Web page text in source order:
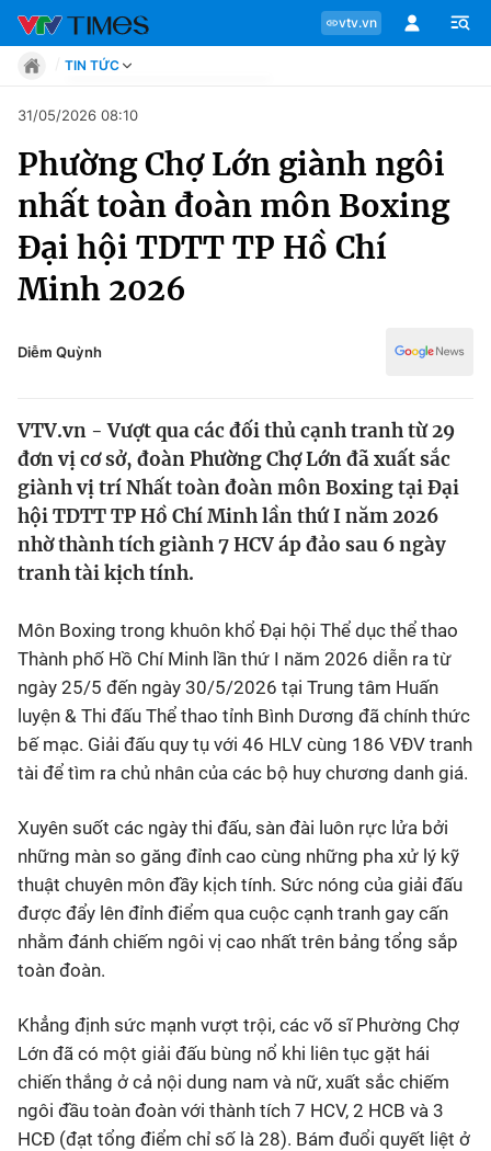
vtv.vn
Chuyên mục
Tin tức
Move
Phong cách
Sự kiện
Bóng đá
Các môn khác
VIDEO
TIN TỨC
Move
Phong cách
Chân dung
Sự kiện
Bóng đá
Thể thao điện tử
Các môn khác
Bên lề
31/05/2026 08:10
Phường Chợ Lớn giành ngôi
nhất toàn đoàn môn Boxing
Đại hội TDTT TP Hồ Chí
Minh 2026
Diễm Quỳnh
VTV.vn - Vượt qua các đối thủ cạnh tranh từ 29
đơn vị cơ sở, đoàn Phường Chợ Lớn đã xuất sắc
giành vị trí Nhất toàn đoàn môn Boxing tại Đại
hội TDTT TP Hồ Chí Minh lần thứ I năm 2026
nhờ thành tích giành 7 HCV áp đảo sau 6 ngày
tranh tài kịch tính.
Môn Boxing trong khuôn khổ Đại hội Thể dục thể thao
Thành phố Hồ Chí Minh lần thứ I năm 2026 diễn ra từ
ngày 25/5 đến ngày 30/5/2026 tại Trung tâm Huấn
luyện & Thi đấu Thể thao tỉnh Bình Dương đã chính thức
bế mạc. Giải đấu quy tụ với 46 HLV cùng 186 VĐV tranh
tài để tìm ra chủ nhân của các bộ huy chương danh giá.
Xuyên suốt các ngày thi đấu, sàn đài luôn rực lửa bởi
những màn so găng đỉnh cao cùng những pha xử lý kỹ
thuật chuyên môn đầy kịch tính. Sức nóng của giải đấu
được đẩy lên đỉnh điểm qua cuộc cạnh tranh gay cấn
nhằm đánh chiếm ngôi vị cao nhất trên bảng tổng sắp
toàn đoàn.
Khẳng định sức mạnh vượt trội, các võ sĩ Phường Chợ
Lớn đã có một giải đấu bùng nổ khi liên tục gặt hái
chiến thắng ở cả nội dung nam và nữ, xuất sắc chiếm
ngôi đầu toàn đoàn với thành tích 7 HCV, 2 HCB và 3
HCĐ (đạt tổng điểm chỉ số là 28). Bám đuổi quyết liệt ở